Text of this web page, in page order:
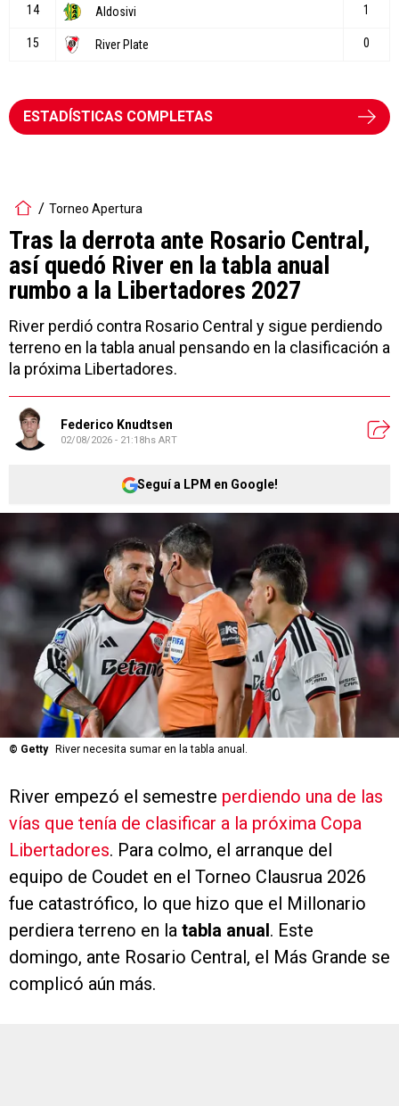
ESTADÍSTICAS COMPLETAS
Torneo Apertura
Tras la derrota ante Rosario Central,
así quedó River en la tabla anual
rumbo a la Libertadores 2027
River perdió contra Rosario Central y sigue perdiendo
terreno en la tabla anual pensando en la clasificación a
la próxima Libertadores.
Federico Knudtsen
02/08/2026 - 21:18hs ART
Seguí a LPM en Google!
© Getty River necesita sumar en la tabla anual.
River empezó el semestre perdiendo una de las
vías que tenía de clasificar a la próxima Copa
Libertadores. Para colmo, el arranque del
equipo de Coudet en el Torneo Clausrua 2026
fue catastrófico, lo que hizo que el Millonario
perdiera terreno en la tabla anual. Este
domingo, ante Rosario Central, el Más Grande se
complicó aún más.